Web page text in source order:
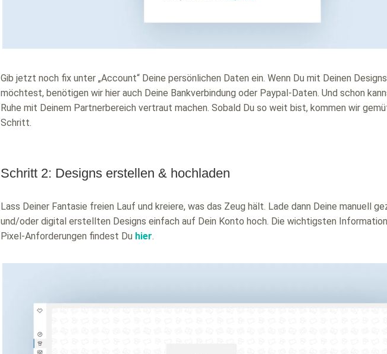
Gib jetzt noch fix unter „Account“ Deine persönlichen Daten ein. Wenn Du mit Deinen
möchtest, benötigen wir hier auch Deine Bankverbindung oder Paypal-Daten. Und schon
Ruhe mit Deinem Partnerbereich vertraut machen. Sobald Du so weit bist, kommen wir
Schritt.
Schritt 2: Designs erstellen & hochladen
Lass Deiner Fantasie freien Lauf und kreiere, was das Zeug hält. Lade dann Deine manuell
und/oder digital erstellten Designs einfach auf Dein Konto hoch. Die wichtigsten
Pixel-Anforderungen findest Du hier.